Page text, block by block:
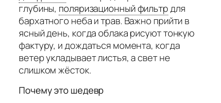
глубины, поляризационный фильтрдля
бархатного неба и трав. Важно прийти в
ясный день, когда облака рисуют тонкую
фактуру, и дождаться момента, когда
ветер укладывает листья, а свет не
слишком жёсток.
Почему это шедевр